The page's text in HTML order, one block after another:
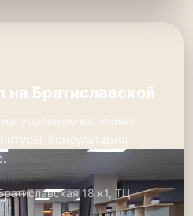
на Братиславской
величину.
Консультация
18 к1, ТЦ